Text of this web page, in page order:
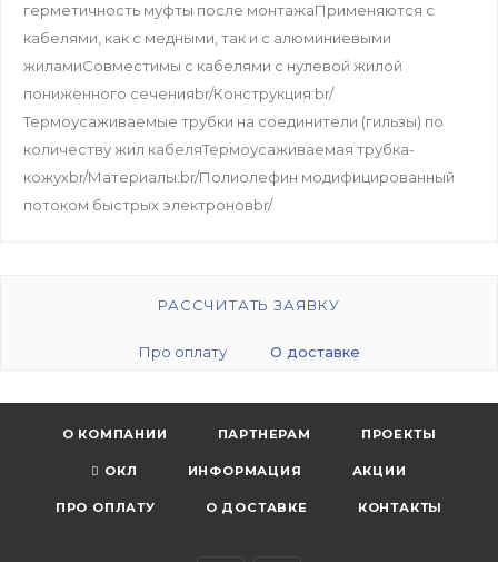
герметичность муфты после монтажаПрименяются с
кабелями, как с медными, так и с алюминиевыми
жиламиСовместимы с кабелями с нулевой жилой
пониженного сеченияbr/Конструкция:br/
Термоусаживаемые трубки на соединители (гильзы) по
количеству жил кабеляТермоусаживаемая трубка-
кожухbr/Материалы:br/Полиолефин модифицированный
потоком быстрых электроновbr/
РАССЧИТАТЬ ЗАЯВКУ
Про оплату О доставке
О КОМПАНИИ ПАРТНЕРАМ ПРОЕКТЫ
ОКЛ ИНФОРМАЦИЯ АКЦИИ
ПРО ОПЛАТУ О ДОСТАВКЕ КОНТАКТЫ